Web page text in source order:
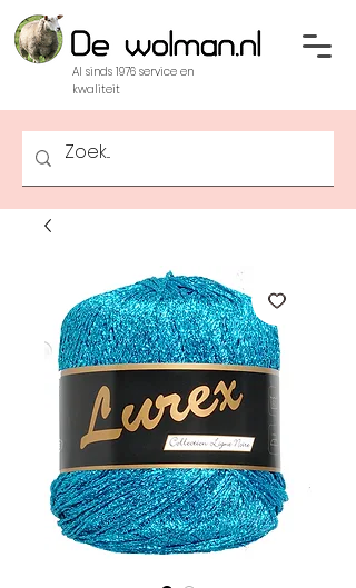
Al sinds 1976 service en
kwaliteit